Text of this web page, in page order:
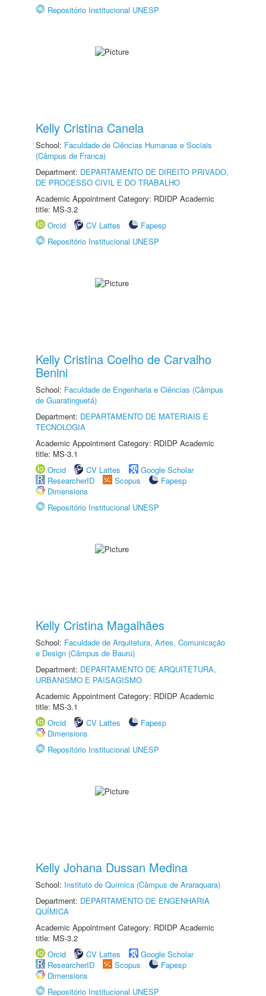
Repositório Institucional UNESP
Kelly Cristina Canela
School: Faculdade de Ciências Humanas e Sociais
(Câmpus de Franca)
Department: DEPARTAMENTO DE DIREITO PRIVADO,
DE PROCESSO CIVIL E DO TRABALHO
Academic Appointment Category: RDIDP Academic
title: MS-3.2
Orcid
CV Lattes
Fapesp
Repositório Institucional UNESP
Kelly Cristina Coelho de Carvalho
Benini
School: Faculdade de Engenharia e Ciências (Câmpus
de Guaratinguetá)
Department: DEPARTAMENTO DE MATERIAIS E
TECNOLOGIA
Academic Appointment Category: RDIDP Academic
title: MS-3.1
Orcid
CV Lattes
Google Scholar
ResearcherID
Scopus
Fapesp
Dimensions
Repositório Institucional UNESP
Kelly Cristina Magalhães
School: Faculdade de Arquitetura, Artes, Comunicação
e Design (Câmpus de Bauru)
Department: DEPARTAMENTO DE ARQUITETURA,
URBANISMO E PAISAGISMO
Academic Appointment Category: RDIDP Academic
title: MS-3.1
Orcid
CV Lattes
Fapesp
Dimensions
Repositório Institucional UNESP
Kelly Johana Dussan Medina
School: Instituto de Química (Câmpus de Araraquara)
Department: DEPARTAMENTO DE ENGENHARIA
QUÍMICA
Academic Appointment Category: RDIDP Academic
title: MS-3.2
Orcid
CV Lattes
Google Scholar
ResearcherID
Scopus
Fapesp
Dimensions
Repositório Institucional UNESP